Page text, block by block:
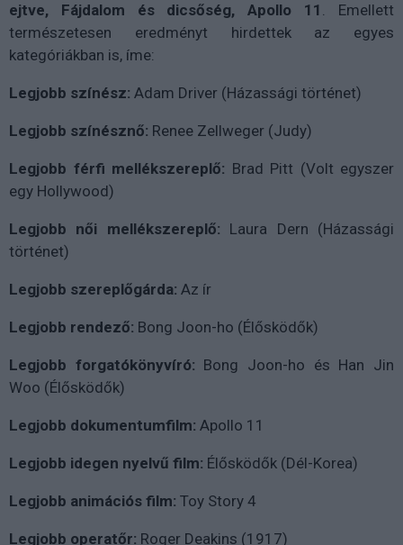
ejtve, Fájdalom és dicsőség, Apollo 11 . Emellett
természetesen eredményt hirdettek az egyes
kategóriákban is, íme:
Legjobb színész: Adam Driver (Házassági történet)
Legjobb színésznő: Renee Zellweger (Judy)
Legjobb férfi mellékszereplő: Brad Pitt (Volt egyszer
egy Hollywood)
Legjobb női mellékszereplő: Laura Dern (Házassági
történet)
Legjobb szereplőgárda: Az ír
Legjobb rendező: Bong Joon-ho (Élősködők)
Legjobb forgatókönyvíró: Bong Joon-ho és Han Jin
Woo (Élősködők)
Legjobb dokumentumfilm: Apollo 11
Legjobb idegen nyelvű film: Élősködők (Dél-Korea)
Legjobb animációs film: Toy Story 4
Legjobb operatőr: Roger Deakins (1917)